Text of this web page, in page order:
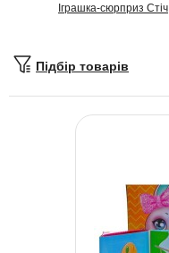
Іграшка-сюрприз Стіч
Підбір товарів